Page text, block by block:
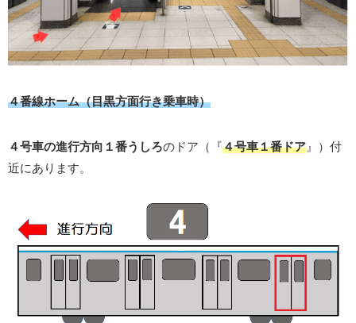
４番線ホーム（目黒方面行き乗車時）
４号車の進行方向１番うしろのドア（『４号車１番ドア 』）付
近にあります。